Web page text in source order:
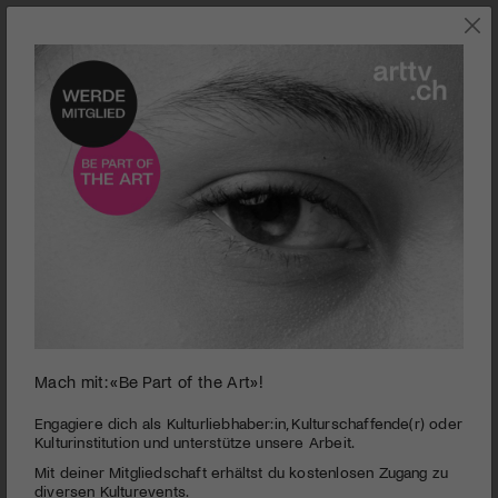
JETZT IM KINO
seconds
minute,
36
Hit the Road
Eine vierköpfige Familie samt Hund, Kind und Kegel macht
Mach mit: «Be Part of the Art»!
Engagiere dich als Kulturliebhaber:in, Kulturschaffende(r) oder
Kulturinstitution und unterstütze unsere Arbeit.
Mit deiner Mitgliedschaft erhältst du kostenlosen Zugang zu
diversen Kulturevents.